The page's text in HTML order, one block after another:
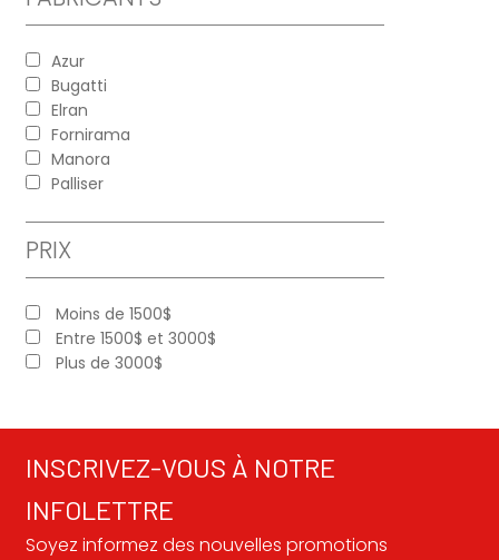
Azur
Bugatti
Elran
Fornirama
Manora
Palliser
PRIX
Moins de 1500$
Entre 1500$ et 3000$
Plus de 3000$
INSCRIVEZ-VOUS À NOTRE
INFOLETTRE
Soyez informez des nouvelles promotions